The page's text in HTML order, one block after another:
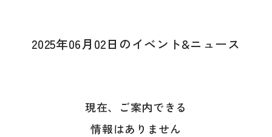
2025年06月02日のイベント&ニュース
現在、ご案内できる
情報はありません